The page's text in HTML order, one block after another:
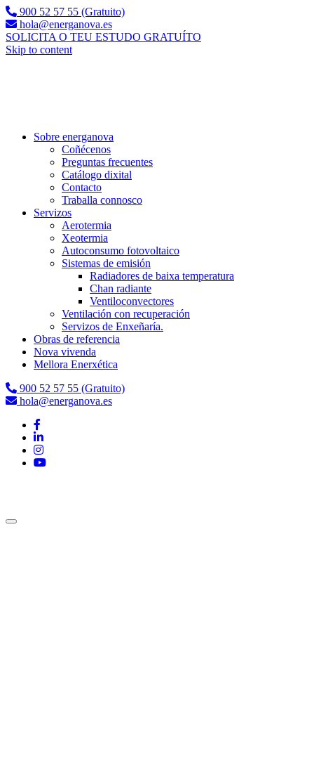
900 52 57 55 (Gratuito)
hola@energanova.es
SOLICITA O TEU ESTUDO GRATUÍTO
Skip to content
Sobre energanova
Coñécenos
Preguntas frecuentes
Catálogo dixital
Contacto
Traballa connosco
Servizos
Aerotermia
Xeotermia
Autoconsumo fotovoltaico
Sistemas de emisión
Radiadores de baixa temperatura
Chan radiante
Ventiloconvectores
Ventilación con recuperación
Servizos de Enxeñaría.
Obras de referencia
Nova vivenda
Mellora Enerxética
900 52 57 55 (Gratuito)
hola@energanova.es